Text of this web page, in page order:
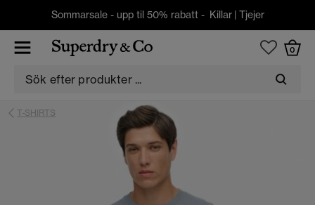
Sommarsale - upp til 50% rabatt - Killar| Tjejer
0
T-SHIRTS